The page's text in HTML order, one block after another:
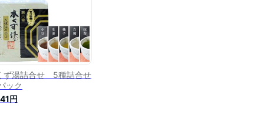
ず湯詰合せ 5種詰合せ
ック
円